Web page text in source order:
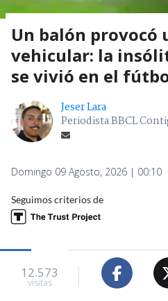
Un balón provocó
vehicular: la
se vivió en el
Jeser Lara
Periodista BBCL
Domingo 09 Agosto, 2026 | 00:10
Seguimos criterios de
12.573
visitas